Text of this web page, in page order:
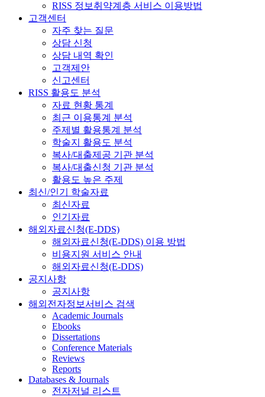
RISS 정보취약계층 서비스 이용방법
고객센터
자주 찾는 질문
상담 신청
상담 내역 확인
고객제안
신고센터
RISS 활용도 분석
자료 현황 통계
최근 이용통계 분석
주제별 활용통계 분석
학술지 활용도 분석
복사/대출제공 기관 분석
복사/대출신청 기관 분석
활용도 높은 주제
최신/인기 학술자료
최신자료
인기자료
해외자료신청(E-DDS)
해외자료신청(E-DDS) 이용 방법
비용지원 서비스 안내
해외자료신청(E-DDS)
공지사항
공지사항
해외전자정보서비스 검색
Academic Journals
Ebooks
Dissertations
Conference Materials
Reviews
Reports
Databases & Journals
전자저널 리스트